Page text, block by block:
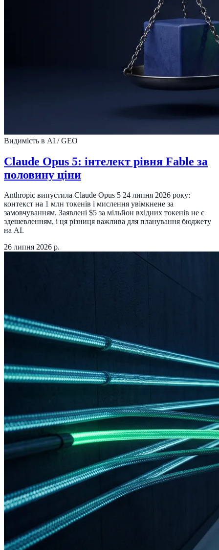
Видимість в AI / GEO
Claude Opus 5: інтелект рівня Fable за
половину ціни
Anthropic випустила Claude Opus 5 24 липня 2026 року:
контекст на 1 млн токенів і мислення увімкнене за
замовчуванням. Заявлені $5 за мільйон вхідних токенів не є
здешевленням, і ця різниця важлива для планування бюджету
на AI.
26 липня 2026 р.